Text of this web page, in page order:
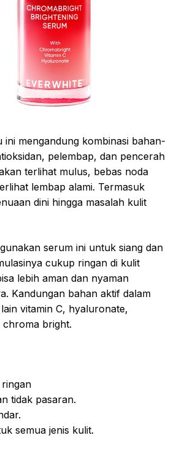
ini mengandung kombinasi bahan-
pelembap, dan pencerah
terlihat mulus, bebas noda
lembap alami. Termasuk
dini hingga masalah kulit
serum ini untuk siang dan
cukup ringan di kulit
lebih aman dan nyaman
Kandungan bahan aktif dalam
vitamin C, hyaluronate,
chroma bright.
ringan
tidak pasaran.
semua jenis kulit.